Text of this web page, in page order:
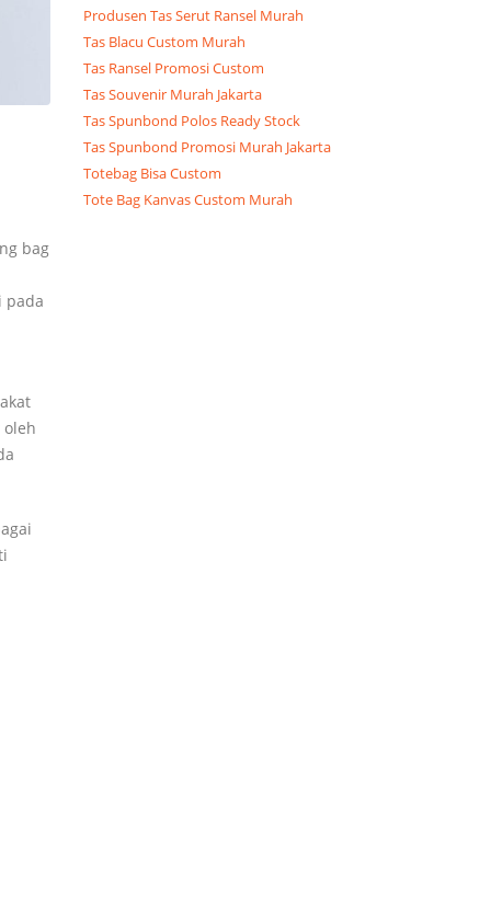
bag
pada
Produsen Tas Serut Ransel Murah
Tas Blacu Custom Murah
Tas Ransel Promosi Custom
Tas Souvenir Murah Jakarta
Tas Spunbond Polos Ready Stock
Tas Spunbond Promosi Murah Jakarta
Totebag Bisa Custom
Tote Bag Kanvas Custom Murah